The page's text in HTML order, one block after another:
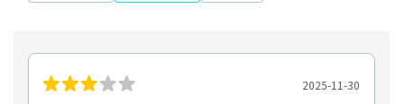
2025-11-30